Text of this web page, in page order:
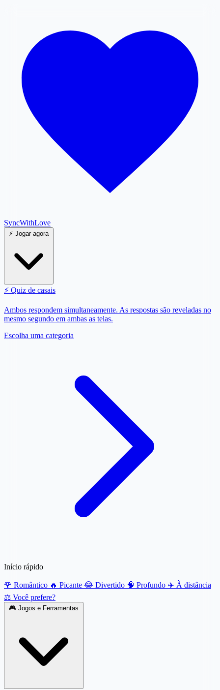
SyncWithLove
⚡ Jogar agora
⚡ Quiz de casais
Ambos respondem simultaneamente. As respostas são reveladas no
mesmo segundo em ambas as telas.
Escolha uma categoria
Início rápido
🌹 Romântico 🔥 Picante 😂 Divertido 🧠 Profundo ✈️ À distância
⚖️ Você prefere?
🎮 Jogos e Ferramentas